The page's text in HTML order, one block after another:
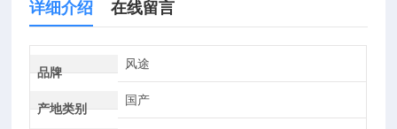
详细介绍 在线留言
品牌
风途
产地类别
国产